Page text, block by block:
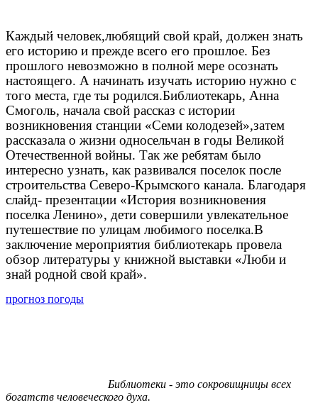
Каждый человек,любящий свой край, должен знать
его историю и прежде всего его прошлое. Без
прошлого невозможно в полной мере осознать
настоящего. А начинать изучать историю нужно с
того места, где ты родился.Библиотекарь, Анна
Смоголь, начала свой рассказ с истории
возникновения станции «Семи колодезей»,затем
рассказала о жизни односельчан в годы Великой
Отечественной войны. Так же ребятам было
интересно узнать, как развивался поселок после
строительства Северо-Крымского канала. Благодаря
слайд- презентации «История возникновения
поселка Ленино», дети совершили увлекательное
путешествие по улицам любимого поселка.В
заключение мероприятия библиотекарь провела
обзор литературы у книжной выставки «Люби и
знай родной свой край».
прогноз погоды
Библиотеки - это сокровищницы всех
богатств человеческого духа.